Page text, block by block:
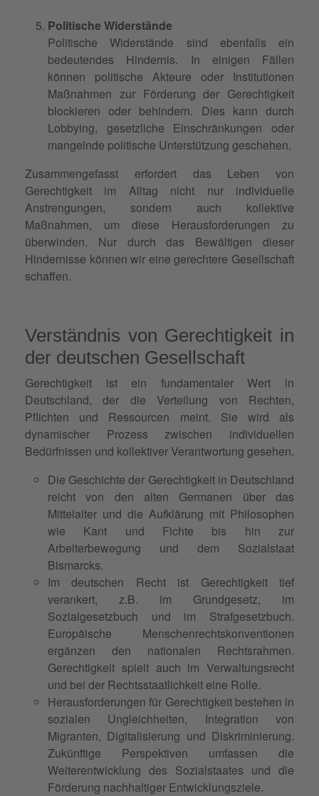
Politische Widerstände
Politische Widerstände sind ebenfalls ein
bedeutendes Hindernis. In einigen Fällen
können politische Akteure oder Institutionen
Maßnahmen zur Förderung der Gerechtigkeit
blockieren oder behindern. Dies kann durch
Lobbying, gesetzliche Einschränkungen oder
mangelnde politische Unterstützung geschehen.
Zusammengefasst erfordert das Leben von
Gerechtigkeit im Alltag nicht nur individuelle
Anstrengungen, sondern auch kollektive
Maßnahmen, um diese Herausforderungen zu
überwinden. Nur durch das Bewältigen dieser
Hindernisse können wir eine gerechtere Gesellschaft
schaffen.
Verständnis von Gerechtigkeit in
der deutschen Gesellschaft
Gerechtigkeit ist ein fundamentaler Wert in
Deutschland, der die Verteilung von Rechten,
Pflichten und Ressourcen meint. Sie wird als
dynamischer Prozess zwischen individuellen
Bedürfnissen und kollektiver Verantwortung gesehen.
Die Geschichte der Gerechtigkeit in Deutschland
reicht von den alten Germanen über das
Mittelalter und die Aufklärung mit Philosophen
wie Kant und Fichte bis hin zur
Arbeiterbewegung und dem Sozialstaat
Bismarcks.
Im deutschen Recht ist Gerechtigkeit tief
verankert, z.B. im Grundgesetz, im
Sozialgesetzbuch und im Strafgesetzbuch.
Europäische Menschenrechtskonventionen
ergänzen den nationalen Rechtsrahmen.
Gerechtigkeit spielt auch im Verwaltungsrecht
und bei der Rechtsstaatlichkeit eine Rolle.
Herausforderungen für Gerechtigkeit bestehen in
sozialen Ungleichheiten, Integration von
Migranten, Digitalisierung und Diskriminierung.
Zukünftige Perspektiven umfassen die
Weiterentwicklung des Sozialstaates und die
Förderung nachhaltiger Entwicklungsziele.